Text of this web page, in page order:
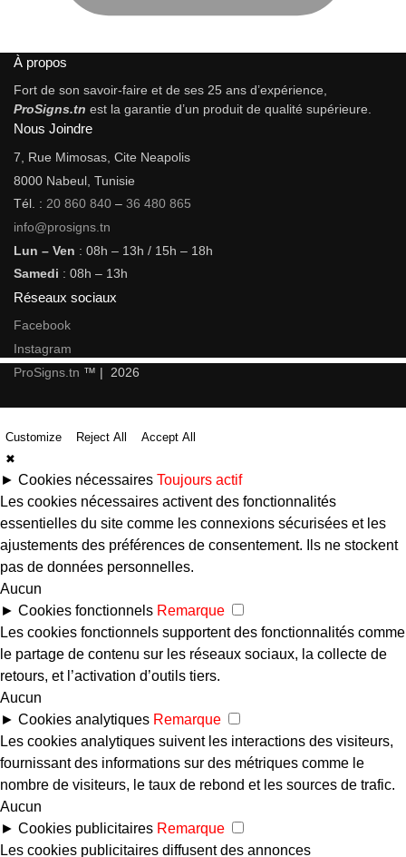
À propos
Fort de son savoir-faire et de ses 25 ans d’expérience,
ProSigns.tn est la garantie d’un produit de qualité supérieure.
Nous Joindre
7, Rue Mimosas, Cite Neapolis
8000 Nabeul, Tunisie
Tél. : 20 860 840 – 36 480 865
info@prosigns.tn
Lun – Ven : 08h – 13h / 15h – 18h
Samedi : 08h – 13h
Réseaux sociaux
Facebook
Instagram
ProSigns.tn ™ | 2026
Customize Reject All
Accept All
✖
► Cookies nécessaires Toujours actif
Les cookies nécessaires activent des fonctionnalités
essentielles du site comme les connexions sécurisées et les
ajustements des préférences de consentement. Ils ne stockent
pas de données personnelles.
Aucun
► Cookies fonctionnels Remarque
Les cookies fonctionnels supportent des fonctionnalités comme
le partage de contenu sur les réseaux sociaux, la collecte de
retours, et l’activation d’outils tiers.
Aucun
► Cookies analytiques Remarque
Les cookies analytiques suivent les interactions des visiteurs,
fournissant des informations sur des métriques comme le
nombre de visiteurs, le taux de rebond et les sources de trafic.
Aucun
► Cookies publicitaires Remarque
Les cookies publicitaires diffusent des annonces